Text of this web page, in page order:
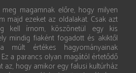
magamnak előre, hogy milyen
majd ezeket az oldalakat. Csak azt
kell írnom, köszönetül egy kis
mindig fiaként fogadott és akiktől
múlt értékes hagyományainak
a parancs olyan magától értetődő
az, hogy amikor egy falusi kultúrház